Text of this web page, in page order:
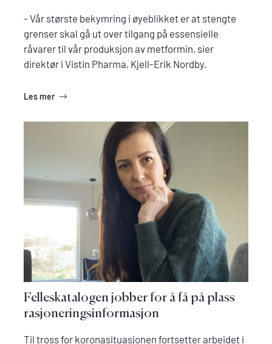
- Vår største bekymring i øyeblikket er at stengte
grenser skal gå ut over tilgang på essensielle
råvarer til vår produksjon av metformin, sier
direktør i Vistin Pharma, Kjell-Erik Nordby.
Les mer
Felleskatalogen jobber for å få på plass
rasjoneringsinformasjon
Til tross for koronasituasjonen fortsetter arbeidet i